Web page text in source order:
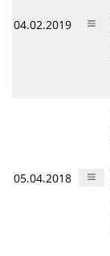
04.02.2019
05.04.2018